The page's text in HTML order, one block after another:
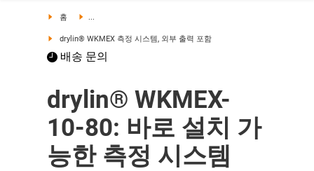
홈 ...
drylin® WKMEX 측정 시스템, 외부 출력 포함
배송 문의
drylin® WKMEX-
10-80: 바로 설치 가
능한 측정 시스템